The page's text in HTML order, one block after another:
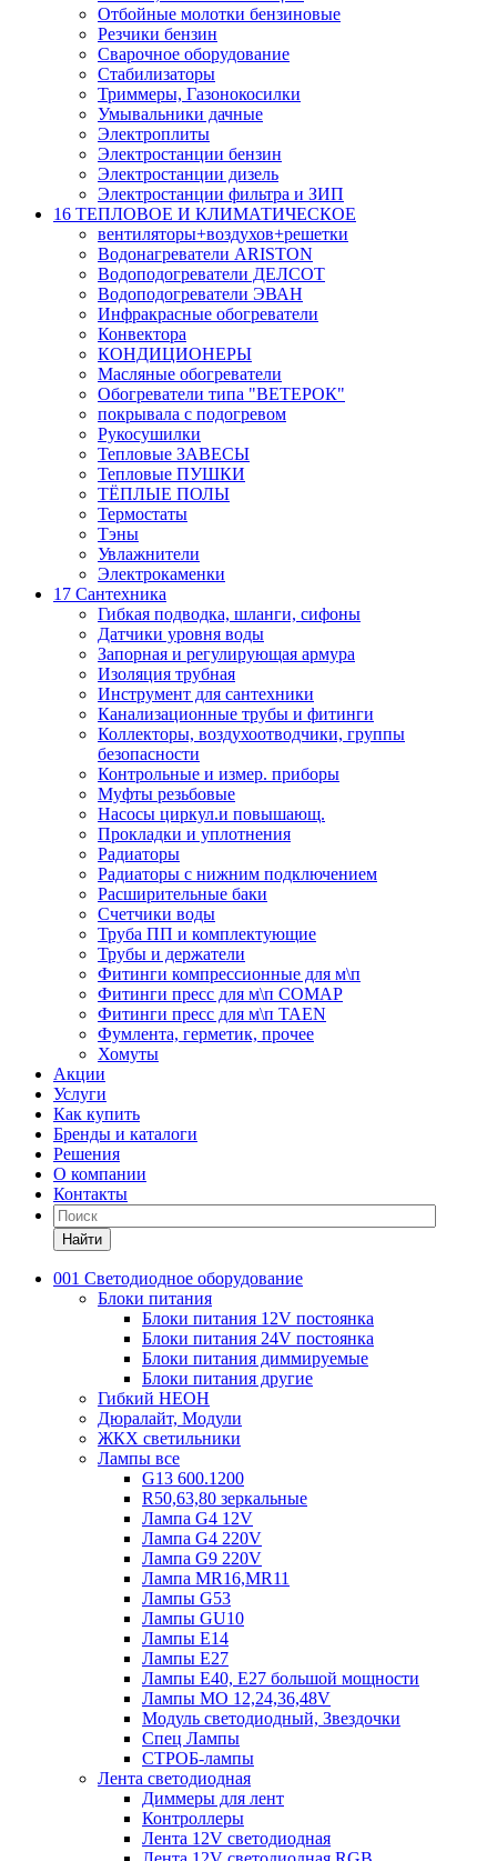
Отбойные молотки бензиновые
Резчики бензин
Сварочное оборудование
Стабилизаторы
Триммеры, Газонокосилки
Умывальники дачные
Электроплиты
Электростанции бензин
Электростанции дизель
Электростанции фильтра и ЗИП
16 ТЕПЛОВОЕ И КЛИМАТИЧЕСКОЕ
вентиляторы+воздухов+решетки
Водонагреватели ARISTON
Водоподогреватели ДЕЛСОТ
Водоподогреватели ЭВАН
Инфракрасные обогреватели
Конвектора
КОНДИЦИОНЕРЫ
Масляные обогреватели
Обогреватели типа "ВЕТЕРОК"
покрывала с подогревом
Рукосушилки
Тепловые ЗАВЕСЫ
Тепловые ПУШКИ
ТЁПЛЫЕ ПОЛЫ
Термостаты
Тэны
Увлажнители
Электрокаменки
17 Сантехника
Гибкая подводка, шланги, сифоны
Датчики уровня воды
Запорная и регулирующая армура
Изоляция трубная
Инструмент для сантехники
Канализационные трубы и фитинги
Коллекторы, воздухоотводчики, группы
безопасности
Контрольные и измер. приборы
Муфты резьбовые
Насосы циркул.и повышающ.
Прокладки и уплотнения
Радиаторы
Радиаторы с нижним подключением
Расширительные баки
Счетчики воды
Труба ПП и комплектующие
Трубы и держатели
Фитинги компрессионные для м\п
Фитинги пресс для м\п COMAP
Фитинги пресс для м\п TAEN
Фумлента, герметик, прочее
Хомуты
Акции
Услуги
Как купить
Бренды и каталоги
Решения
О компании
Контакты
Найти
001 Светодиодное оборудование
Блоки питания
Блоки питания 12V постоянка
Блоки питания 24V постоянка
Блоки питания диммируемые
Блоки питания другие
Гибкий НЕОН
Дюралайт, Модули
ЖКХ светильники
Лампы все
G13 600.1200
R50,63,80 зеркальные
Лампа G4 12V
Лампа G4 220V
Лампа G9 220V
Лампа MR16,MR11
Лампы G53
Лампы GU10
Лампы Е14
Лампы Е27
Лампы Е40, Е27 большой мощности
Лампы МО 12,24,36,48V
Модуль светодиодный, Звездочки
Спец Лампы
СТРОБ-лампы
Лента светодиодная
Диммеры для лент
Контроллеры
Лента 12V светодиодная